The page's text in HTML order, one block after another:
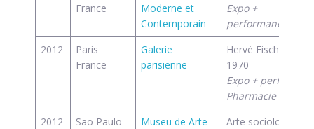
France
Moderne et
Contemporain
Expo +
performance
2012
Paris
France
Galerie
parisienne
Hervé Fischer. Les
1970
Expo +
Pharmacie Fischer
2012
Sao Paulo
Museu de Arte
Arte sociologica e